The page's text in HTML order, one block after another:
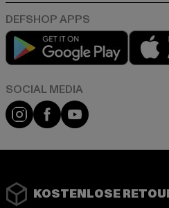
Play
Instagram
FacebookYouTube
KOSTENLOSE